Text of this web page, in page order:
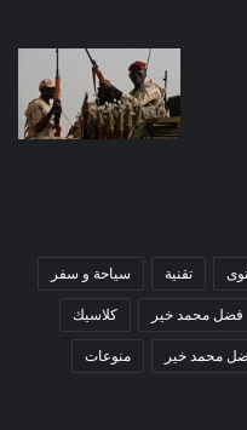
تقنية سياحة و سفر
فضل محمد خير كلاسيك
محمد خير منوعات